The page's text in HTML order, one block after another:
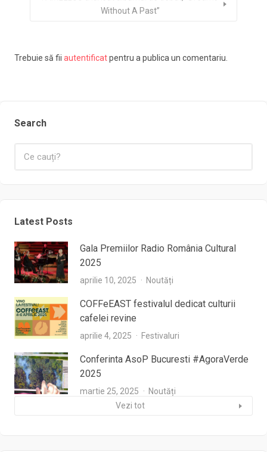
Without A Past”
Trebuie să fii autentificatpentru a publica un comentariu.
Search
Latest Posts
Gala Premiilor Radio România Cultural
2025
aprilie 10, 2025 Noutăți
COFFeEAST festivalul dedicat culturii
cafelei revine
aprilie 4, 2025 Festivaluri
Conferinta AsoP Bucuresti #AgoraVerde
2025
martie 25, 2025
Noutăți
Vezi tot